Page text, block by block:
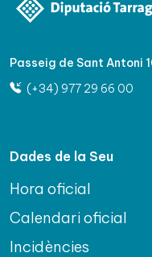
Passeig de Sant Antoni
(+34) 977 29 66 00
Dades de la Seu
Hora oficial
Calendari oficial
Incidències